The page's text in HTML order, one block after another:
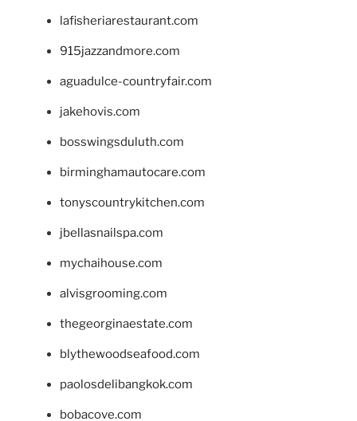
lafisheriarestaurant.com
915jazzandmore.com
aguadulce-countryfair.com
jakehovis.com
bosswingsduluth.com
birminghamautocare.com
tonyscountrykitchen.com
jbellasnailspa.com
mychaihouse.com
alvisgrooming.com
thegeorginaestate.com
blythewoodseafood.com
paolosdelibangkok.com
bobacove.com